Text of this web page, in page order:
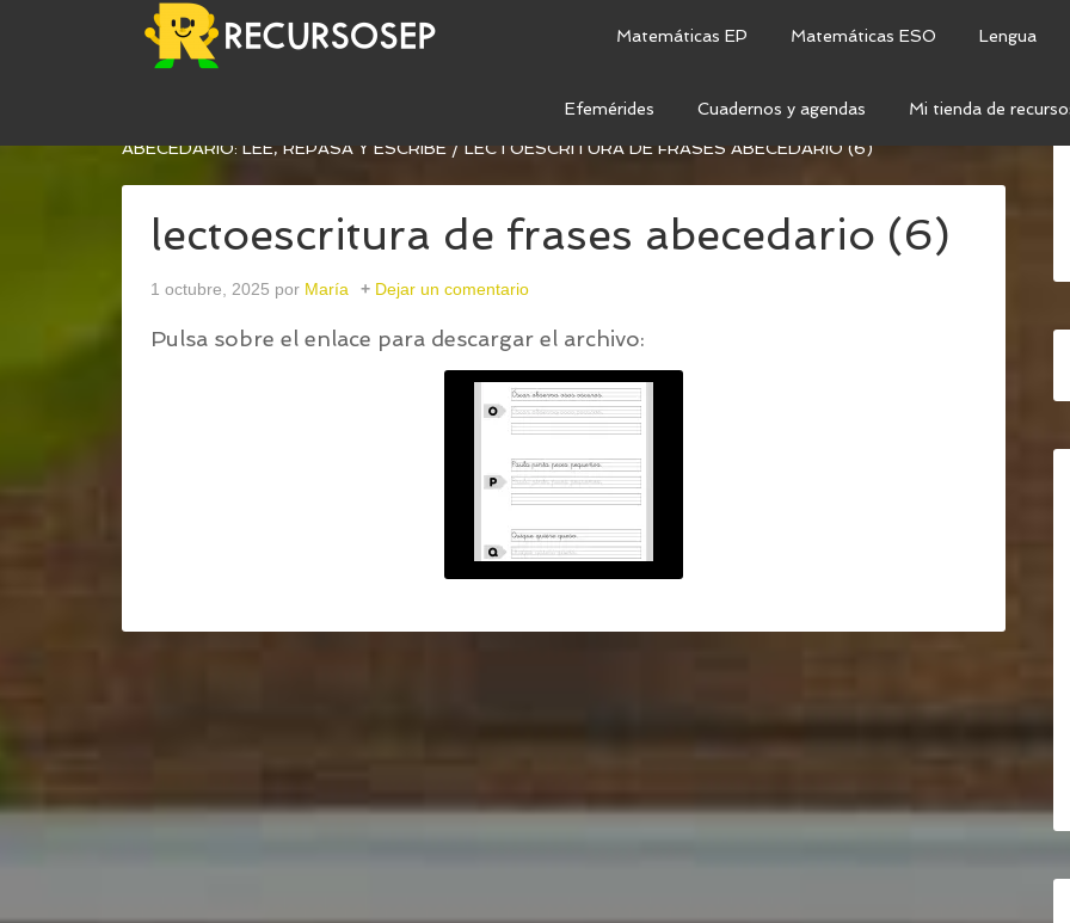
Matemáticas EP Matemáticas ESO Lengua
Efemérides Cuadernos y agendas Mi tienda de
CUADERNILLO DE LECTOESCRITURA CON TODAS LAS LETRAS DEL
ABECEDARIO: LEE, REPASA Y ESCRIBE / LECTOESCRITURA DE FRASES ABECEDARIO (6)
lectoescritura de frases abecedario (6)
1 octubre, 2025 por María Dejar un comentario
Pulsa sobre el enlace para descargar el archivo: